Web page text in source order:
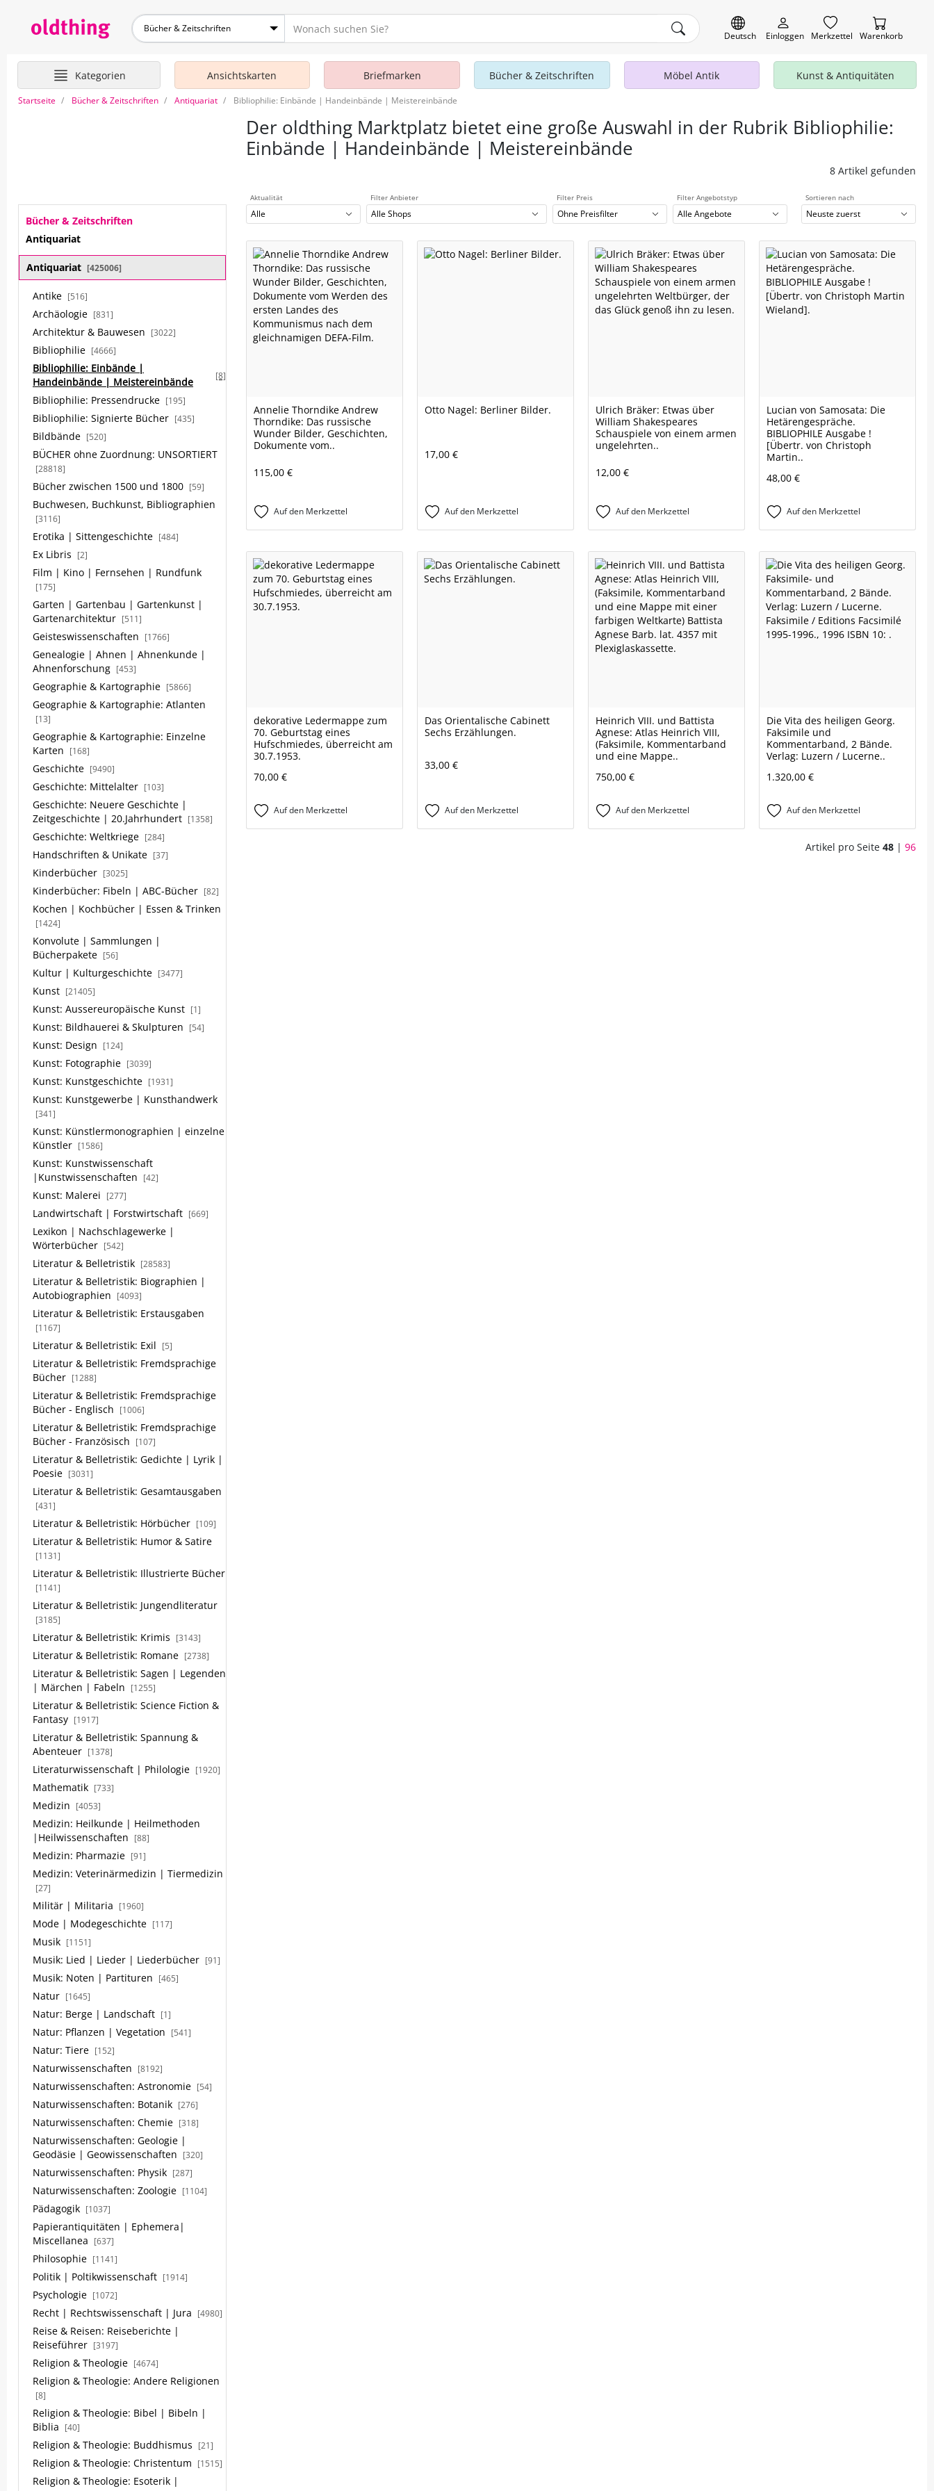
Bücher & Zeitschriften
Deutsch Einloggen Merkzettel Warenkorb
Kategorien Ansichtskarten Briefmarken Bücher & Zeitschriften Möbel Antik Kunst & Antiquitäten
Startseite Bücher & Zeitschriften Antiquariat Bibliophilie: Einbände | Handeinbände | Meistereinbände
Der oldthing Marktplatz bietet eine große Auswahl in der Rubrik Bibliophilie:
Einbände | Handeinbände | Meistereinbände
8 Artikel gefunden
Bücher & Zeitschriften
Antiquariat
Antiquariat [425006]
Antike [516]
Archäologie [831]
Architektur & Bauwesen [3022]
Bibliophilie [4666]
Bibliophilie: Einbände |
Handeinbände | Meistereinbände
[8]
Bibliophilie: Pressendrucke [195]
Bibliophilie: Signierte Bücher [435]
Bildbände [520]
BÜCHER ohne Zuordnung: UNSORTIERT
[28818]
Bücher zwischen 1500 und 1800 [59]
Buchwesen, Buchkunst, Bibliographien
[3116]
Erotika | Sittengeschichte [484]
Ex Libris [2]
Film | Kino | Fernsehen | Rundfunk
[175]
Garten | Gartenbau | Gartenkunst |
Gartenarchitektur [511]
Geisteswissenschaften [1766]
Genealogie | Ahnen | Ahnenkunde |
Ahnenforschung [453]
Geographie & Kartographie [5866]
Geographie & Kartographie: Atlanten
[13]
Geographie & Kartographie: Einzelne
Karten
[168]
Geschichte [9490]
Geschichte: Mittelalter [103]
Geschichte: Neuere Geschichte |
Zeitgeschichte | 20.Jahrhundert [1358]
Geschichte: Weltkriege [284]
Handschriften & Unikate [37]
Kinderbücher [3025]
Kinderbücher: Fibeln | ABC-Bücher [82]
Kochen | Kochbücher | Essen & Trinken
[1424]
Konvolute | Sammlungen |
Bücherpakete [56]
Kultur | Kulturgeschichte [3477]
Kunst [21405]
Kunst: Aussereuropäische Kunst [1]
Kunst: Bildhauerei & Skulpturen [54]
Kunst: Design [124]
Kunst: Fotographie [3039]
Kunst: Kunstgeschichte [1931]
Kunst: Kunstgewerbe | Kunsthandwerk
[341]
Kunst: Künstlermonographien | einzelne
Künstler [1586]
Kunst: Kunstwissenschaft
|Kunstwissenschaften
[42]
Kunst: Malerei [277]
Landwirtschaft | Forstwirtschaft [669]
Lexikon | Nachschlagewerke |
Wörterbücher [542]
Literatur & Belletristik [28583]
Literatur & Belletristik: Biographien |
Autobiographien
[4093]
Literatur & Belletristik: Erstausgaben
[1167]
Literatur & Belletristik: Exil [5]
Literatur & Belletristik: Fremdsprachige
Bücher [1288]
Literatur & Belletristik: Fremdsprachige
Bücher - Englisch
[1006]
Literatur & Belletristik: Fremdsprachige
Bücher - Französisch
[107]
Literatur & Belletristik: Gedichte | Lyrik |
Poesie [3031]
Literatur & Belletristik: Gesamtausgaben
[431]
Literatur & Belletristik: Hörbücher [109]
Literatur & Belletristik: Humor & Satire
[1131]
Literatur & Belletristik: Illustrierte Bücher
[1141]
Literatur & Belletristik: Jungendliteratur
[3185]
Literatur & Belletristik: Krimis [3143]
Literatur & Belletristik: Romane [2738]
Literatur & Belletristik: Sagen | Legenden
| Märchen | Fabeln
[1255]
Literatur & Belletristik: Science Fiction &
Fantasy [1917]
Literatur & Belletristik: Spannung &
Abenteuer [1378]
Literaturwissenschaft | Philologie [1920]
Mathematik [733]
Medizin [4053]
Medizin: Heilkunde | Heilmethoden
|Heilwissenschaften
[88]
Medizin: Pharmazie [91]
Medizin: Veterinärmedizin | Tiermedizin
[27]
Militär | Militaria [1960]
Mode | Modegeschichte [117]
Musik [1151]
Musik: Lied | Lieder | Liederbücher [91]
Musik: Noten | Partituren [465]
Natur [1645]
Natur: Berge | Landschaft [1]
Natur: Pflanzen | Vegetation [541]
Natur: Tiere [152]
Naturwissenschaften [8192]
Naturwissenschaften: Astronomie [54]
Naturwissenschaften: Botanik [276]
Naturwissenschaften: Chemie [318]
Naturwissenschaften: Geologie |
Geodäsie | Geowissenschaften
[320]
Naturwissenschaften: Physik [287]
Naturwissenschaften: Zoologie [1104]
Pädagogik [1037]
Papierantiquitäten | Ephemera|
Miscellanea
[637]
Philosophie [1141]
Politik | Poltikwissenschaft [1914]
Psychologie [1072]
Recht | Rechtswissenschaft | Jura [4980]
Reise & Reisen: Reiseberichte |
Reiseführer [3197]
Religion & Theologie [4674]
Religion & Theologie: Andere Religionen
[8]
Religion & Theologie: Bibel | Bibeln |
Biblia
[40]
Religion & Theologie: Buddhismus [21]
Religion & Theologie: Christentum [1515]
Religion & Theologie: Esoterik |
Aktualität
Alle
Filter Anbieter
Alle Shops
Filter Preis
Ohne Preisfilter
Filter Angebotstyp
Alle Angebote
Sortieren nach
Neuste zuerst
Annelie Thorndike Andrew
Thorndike: Das russische
Wunder Bilder, Geschichten,
Dokumente vom..
115,00 €
Auf den Merkzettel
Otto Nagel: Berliner Bilder.
17,00 €
Auf den Merkzettel
Ulrich Bräker: Etwas über
William Shakespeares
Schauspiele von einem armen
ungelehrten..
12,00 €
Auf den Merkzettel
Lucian von Samosata: Die
Hetärengespräche.
BIBLIOPHILE Ausgabe !
[Übertr. von Christoph
Martin..
48,00 €
Auf den Merkzettel
dekorative Ledermappe zum
70. Geburtstag eines
Hufschmiedes, überreicht am
30.7.1953.
70,00 €
Auf den Merkzettel
Das Orientalische Cabinett
Sechs Erzählungen.
33,00 €
Auf den Merkzettel
Heinrich VIII. und Battista
Agnese: Atlas Heinrich VIII,
(Faksimile, Kommentarband
und eine Mappe..
750,00 €
Auf den Merkzettel
Die Vita des heiligen Georg.
Faksimile und
Kommentarband, 2 Bände.
Verlag: Luzern / Lucerne..
1.320,00 €
Auf den Merkzettel
Artikel pro Seite 48 | 96